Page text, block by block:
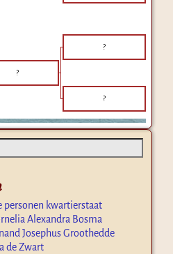
?
?
?
personen kwartierstaat
Alexandra Bosma
Josephus Groothedde
de Zwart